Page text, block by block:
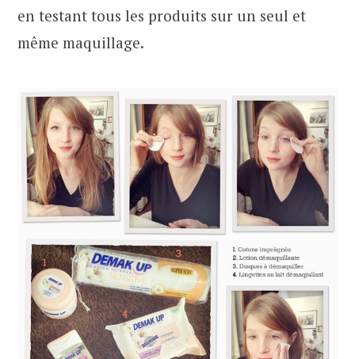
en testant tous les produits sur un seul et
même maquillage.